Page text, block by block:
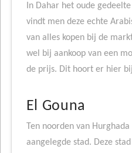
In Dahar het oude
vindt men deze echte
van alles kopen bij de
wel bij aankoop van een
de prijs. Dit hoort er hier
El Gouna
Ten noorden van
aangelegde stad. Deze